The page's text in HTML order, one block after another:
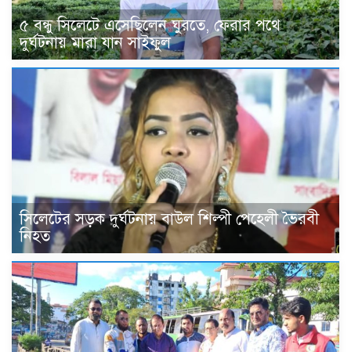
৫ বন্ধু সিলেটে এসেছিলেন ঘুরতে, ফেরার পথে
দুর্ঘটনায় মারা যান সাইফুল
সিলেটের সড়ক দুর্ঘটনায় বাউল শিল্পী পেহেলী ভৈরবী
নিহত